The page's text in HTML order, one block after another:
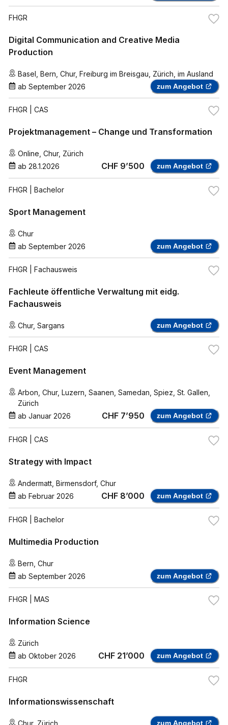
FHGR
Digital Communication and Creative Media
Production
Basel Bern Chur, Freiburg im Breisgau Zürich im Ausland
ab September 2026 zum Angebot
FHGR | CAS
Projektmanagement – Change und Transformation
Online Chur, Zürich
ab 28.1.2026 CHF 9’500 zum Angebot
FHGR | Bachelor
Sport Management
Chur
ab September 2026 zum Angebot
FHGR | Fachausweis
Fachleute öffentliche Verwaltung mit eidg.
Fachausweis
Chur, Sargans zum Angebot
FHGR | CAS
Event Management
Arbon Chur, Luzern Saanen Samedan Spiez St. Gallen
Zürich
ab Januar 2026 CHF 7’950 zum Angebot
FHGR | CAS
Strategy with Impact
Andermatt Birmensdorf, Chur
ab Februar 2026 CHF 8’000 zum Angebot
FHGR | Bachelor
Multimedia Production
Bern Chur
ab September 2026 zum Angebot
FHGR | MAS
Information Science
Zürich
ab Oktober 2026 CHF 21’000 zum Angebot
FHGR
Informationswissenschaft
Chur, Zürich zum Angebot